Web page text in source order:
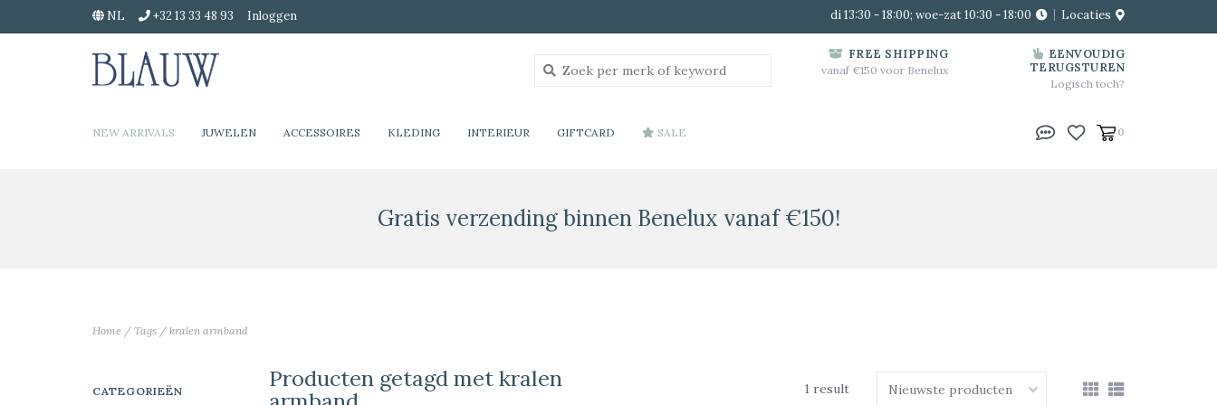
NL +32 13 33 48 93 Inloggen di 13:30 - 18:00; woe-zat 10:30 - 18:00 Locaties
FREE SHIPPING
vanaf €150 voor Benelux
EENVOUDIG
TERUGSTUREN
Logisch toch?
NEW ARRIVALS JUWELEN ACCESSOIRES KLEDING INTERIEUR GIFTCARD SALE 0
Gratis verzending binnen Benelux vanaf €150!
Home / Tags / kralen armband
CATEGORIEËN
Producten getagd met kralen
1 result